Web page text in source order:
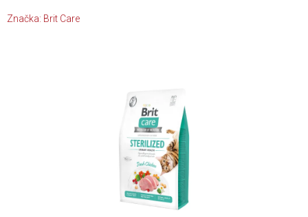
Značka: Brit Care